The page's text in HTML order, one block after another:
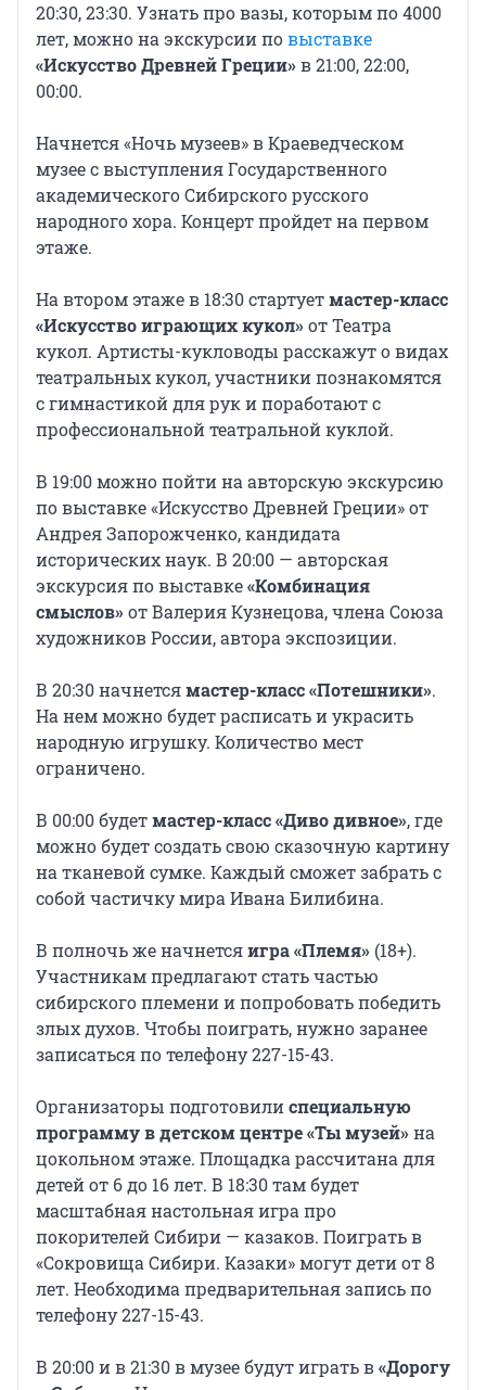
20:30, 23:30. Узнать про вазы, которым по 4000
лет, можно на экскурсии повыставке
«Искусство Древней Греции»в 21:00, 22:00,
00:00.
Начнется «Ночь музеев» в Краеведческом
музее с выступления Государственного
академического Сибирского русского
народного хора. Концерт пройдет на первом
этаже.
На втором этаже в 18:30 стартуетмастер-класс
«Искусство играющих кукол»от Театра
кукол. Артисты-кукловоды расскажут о видах
театральных кукол, участники познакомятся
с гимнастикой для рук и поработают с
профессиональной театральной куклой.
В 19:00 можно пойти на авторскую экскурсию
по выставке «Искусство Древней Греции» от
Андрея Запорожченко, кандидата
исторических наук. В 20:00 — авторская
экскурсия по выставке«Комбинация
смыслов»от Валерия Кузнецова, члена Союза
художников России, автора экспозиции.
В 20:30 начнетсямастер-класс «Потешники».
На нем можно будет расписать и украсить
народную игрушку. Количество мест
ограничено.
В 00:00 будетмастер-класс «Диво дивное», где
можно будет создать свою сказочную картину
на тканевой сумке. Каждый сможет забрать с
собой частичку мира Ивана Билибина.
В полночь же начнетсяигра «Племя» (18+).
Участникам предлагают стать частью
сибирского племени и попробовать победить
злых духов. Чтобы поиграть, нужно заранее
записаться по телефону 227-15-43.
Организаторы подготовилиспециальную
программу в детском центре «Ты музей»на
цокольном этаже. Площадка рассчитана для
детей от 6 до 16 лет. В 18:30 там будет
масштабная настольная игра про
покорителей Сибири — казаков. Поиграть в
«Сокровища Сибири. Казаки» могут дети от 8
лет. Необходима предварительная запись по
телефону 227-15-43.
В 20:00 и в 21:30 в музее будут играть в«Дорогу